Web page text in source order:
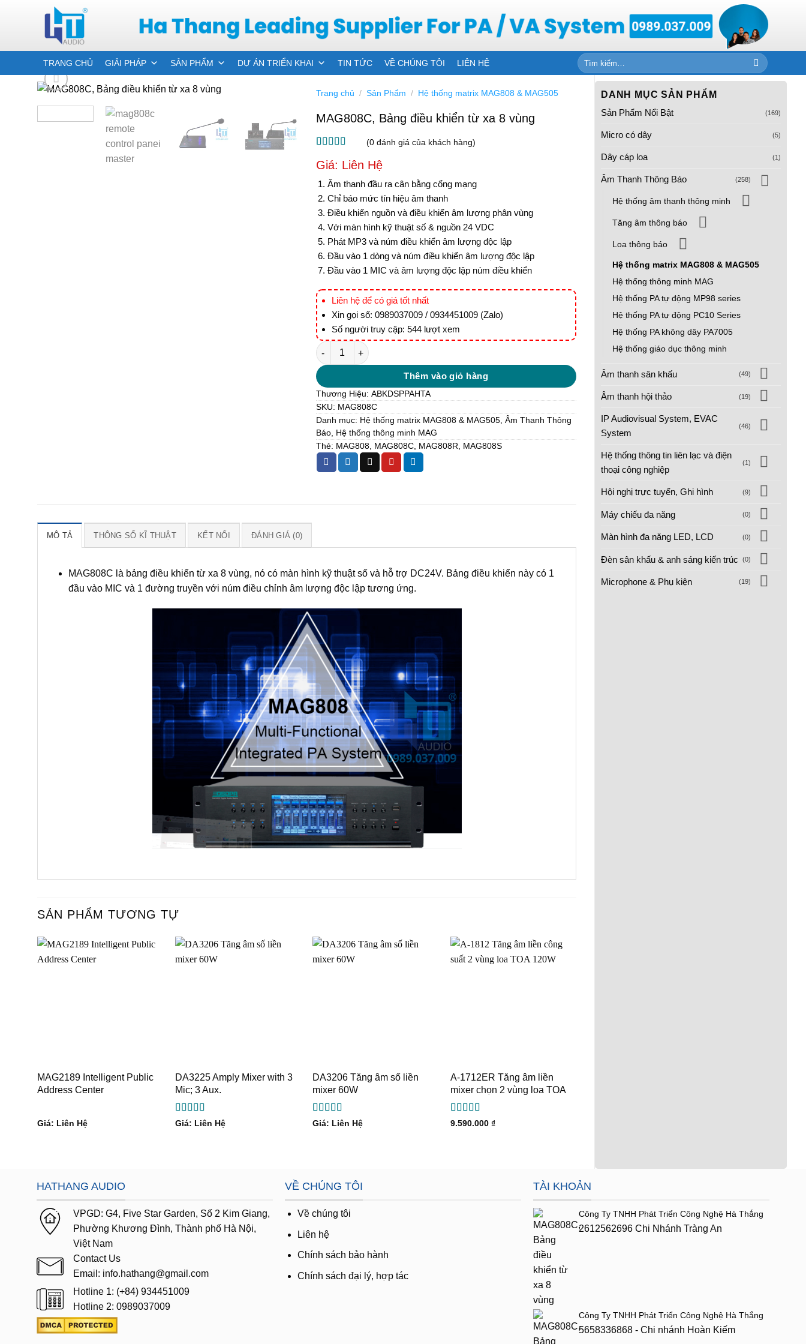
TRANG CHỦ GIẢI PHÁP SẢN PHẨM DỰ ÁN TRIỂN KHAI TIN TỨC VỀ CHÚNG TÔI LIÊN HỆ
Tìm
kiếm:
DANH MỤC SẢN PHẨM
Sản Phẩm Nổi Bật
(169)
Micro có dây (5)
Dây cáp loa (1)
Âm Thanh Thông Báo (258)
Hệ thống âm thanh thông minh
Tăng âm thông báo
Loa thông báo
Hệ thống matrix MAG808 & MAG505
Hệ thống thông minh MAG
Hệ thống PA tự động MP98 series
Hệ thống PA tự động PC10 Series
Hệ thống PA không dây PA7005
Hệ thống giáo dục thông minh
Âm thanh sân khấu (49)
Âm thanh hội thảo (19)
IP Audiovisual System, EVAC
System
(46)
Hệ thống thông tin liên lạc và điện
thoại công nghiệp
(1)
Hội nghị trực tuyến, Ghi hình (9)
Máy chiếu đa năng (0)
Màn hình đa năng LED, LCD (0)
Đèn sân khấu & anh sáng kiến trúc (0)
Microphone & Phụ kiện (19)
Trang chủ / Sản Phẩm / Hệ thống matrix MAG808 & MAG505
MAG808C, Bảng điều khiển từ xa 8 vùng
trênđánh
(0 đánh giá của khách hàng)
Giá: Liên Hệ
Âm thanh đầu ra cân bằng cổng mạng
Chỉ báo mức tín hiệu âm thanh
Điều khiển nguồn và điều khiển âm lượng phân vùng
Với màn hình kỹ thuật số & nguồn 24 VDC
Phát MP3 và núm điều khiển âm lượng độc lập
Đầu vào 1 dòng và núm điều khiển âm lượng độc lập
Đầu vào 1 MIC và âm lượng độc lập núm điều khiển
Liên hệ để có giá tốt nhất
Xin gọi số: 0989037009 / 0934451009 (Zalo)
Số người truy cập: 544 lượt xem
MAG808C, Bảng điều khiển từ xa 8 vùng số lượng
Thêm vào giỏ hàng
Thương Hiệu: ABKDSPPAHTA
SKU: MAG808C
Danh mục: Hệ thống matrix MAG808 & MAG505, Âm Thanh Thông
Báo, Hệ thống thông minh MAG
Thẻ: MAG808, MAG808C, MAG808R, MAG808S
MÔ TẢ THÔNG SỐ KĨ THUẬT KẾT NỐI ĐÁNH GIÁ (0)
MAG808C là bảng điều khiển từ xa 8 vùng, nó có màn hình kỹ thuật số và hỗ trợ DC24V. Bảng điều khiển này có 1
đầu vào MIC và 1 đường truyền với núm điều chỉnh âm lượng độc lập tương ứng.
SẢN PHẨM TƯƠNG TỰ
MAG2189 Intelligent Public
Address Center
Giá: Liên Hệ
DA3225 Amply Mixer with 3
Mic; 3 Aux.
Được xếp
5 sao
Giá: Liên Hệ
DA3206 Tăng âm số liền
mixer 60W
Được xếp
5 sao
Giá: Liên Hệ
A-1712ER Tăng âm liền
mixer chọn 2 vùng loa TOA
Được xếp
9.590.000₫
HATHANG AUDIO
VPGD: G4, Five Star Garden, Số 2 Kim Giang,
Phường Khương Đình, Thành phố Hà Nội,
Việt Nam
Contact Us
Email: info.hathang@gmail.com
Hotline 1: (+84) 934451009
Hotline 2: 0989037009
VỀ CHÚNG TÔI
Về chúng tôi
Liên hệ
Chính sách bảo hành
Chính sách đại lý, hợp tác
TÀI KHOẢN
Công Ty TNHH Phát Triển Công Nghệ Hà Thắng
2612562696 Chi Nhánh Tràng An
Công Ty TNHH Phát Triển Công Nghệ Hà Thắng
5658336868 - Chi nhánh Hoàn Kiếm